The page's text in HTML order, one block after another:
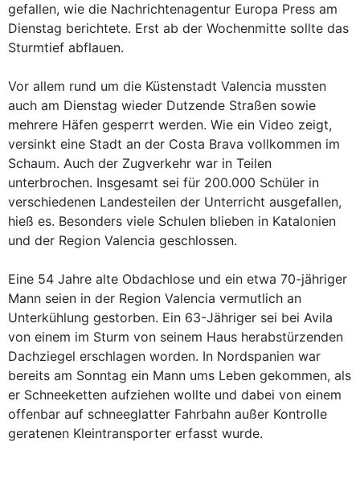
gefallen, wie die Nachrichtenagentur Europa Press am
Dienstag berichtete. Erst ab der Wochenmitte sollte das
Sturmtief abflauen.
Vor allem rund um die Küstenstadt Valencia mussten
auch am Dienstag wieder Dutzende Straßen sowie
mehrere Häfen gesperrt werden. Wie ein Video zeigt,
versinkt eine Stadt an der Costa Brava vollkommen im
Schaum. Auch der Zugverkehr war in Teilen
unterbrochen. Insgesamt sei für 200.000 Schüler in
verschiedenen Landesteilen der Unterricht ausgefallen,
hieß es. Besonders viele Schulen blieben in Katalonien
und der Region Valencia geschlossen.
Eine 54 Jahre alte Obdachlose und ein etwa 70-jähriger
Mann seien in der Region Valencia vermutlich an
Unterkühlung gestorben. Ein 63-Jähriger sei bei Avila
von einem im Sturm von seinem Haus herabstürzenden
Dachziegel erschlagen worden. In Nordspanien war
bereits am Sonntag ein Mann ums Leben gekommen, als
er Schneeketten aufziehen wollte und dabei von einem
offenbar auf schneeglatter Fahrbahn außer Kontrolle
geratenen Kleintransporter erfasst wurde.